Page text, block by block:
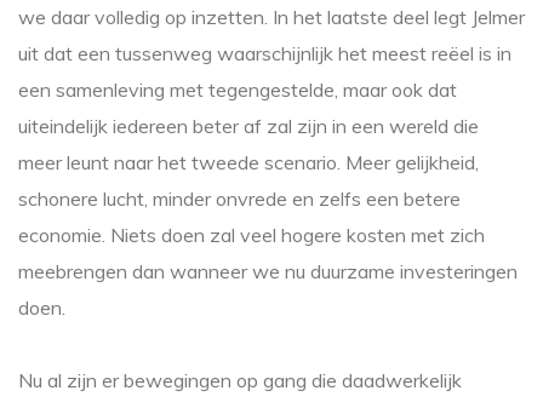
we daar volledig op inzetten. In het laatste deel legt Jelmer
uit dat een tussenweg waarschijnlijk het meest reëel is in
een samenleving met tegengestelde, maar ook dat
uiteindelijk iedereen beter af zal zijn in een wereld die
meer leunt naar het tweede scenario. Meer gelijkheid,
schonere lucht, minder onvrede en zelfs een betere
economie. Niets doen zal veel hogere kosten met zich
meebrengen dan wanneer we nu duurzame investeringen
doen.
Nu al zijn er bewegingen op gang die daadwerkelijk